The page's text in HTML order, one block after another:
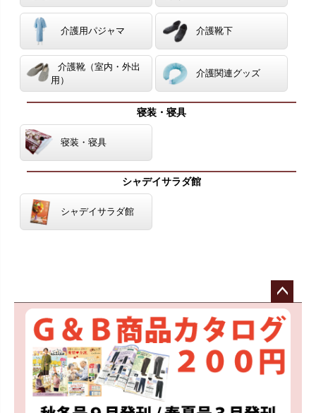
介護用パジャマ 介護靴下
介護靴（室内・外出
用）
介護関連グッズ
寝装・寝具
寝装・寝具
シャデイサラダ館
シャデイサラダ館
ペー
ジト
ップ
へ